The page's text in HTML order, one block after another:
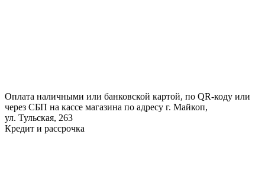
Оплата наличными или банковской картой, по QR-коду или
через СБП на кассе магазина по адресу г. Майкоп,
ул. Тульская, 263
Кредит и рассрочка